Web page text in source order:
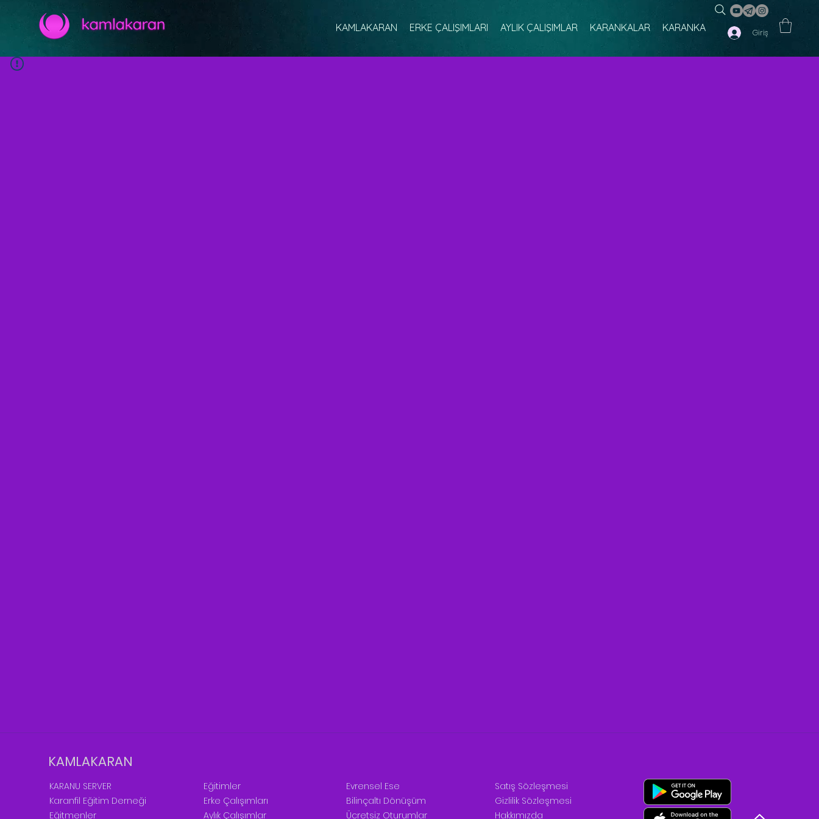
KAMLAKARAN ERKE ÇALIŞIMLARI AYLIK ÇALIŞIMLAR KARANKALAR KARANKA Giriş
KAMLAKARAN
KARANU SERVER
Karanfil Eğitim Derneği
Eğitmenler
Eğitimler
Erke Çalışımları
Aylık Çalışımlar
Evrensel Ese
Bilinçaltı Dönüşüm
Ücretsiz Oturumlar
Satış Sözleşmesi
Gizlilik Sözleşmesi
Hakkımızda